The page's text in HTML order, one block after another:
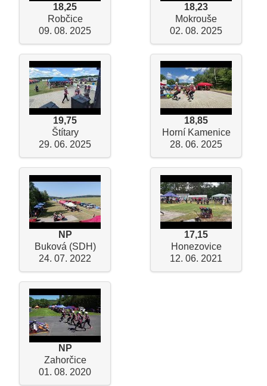
18,25
Robčice
09. 08. 2025
18,23
Mokrouše
02. 08. 2025
19,75
Štítary
29. 06. 2025
18,85
Horní Kamenice
28. 06. 2025
NP
Buková (SDH)
24. 07. 2022
17,15
Honezovice
12. 06. 2021
NP
Zahorčice
01. 08. 2020